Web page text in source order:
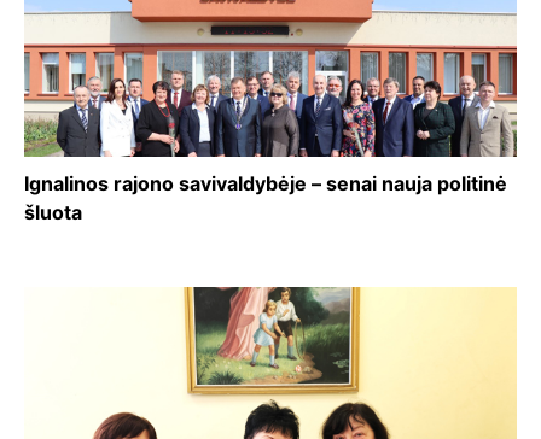
Ignalinos rajono savivaldybėje – senai nauja politinė
šluota